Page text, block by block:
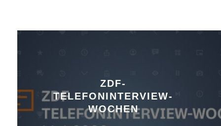
ZDF-
TELEFONINTERVIEW-
WOCHEN